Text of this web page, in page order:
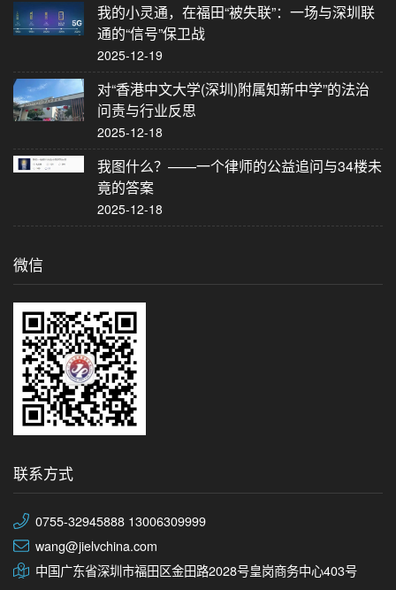
我的小灵通，在福田“被失联”：一场与深圳联
通的“信号”保卫战
2025-12-19
对“香港中文大学(深圳)附属知新中学”的法治
问责与行业反思
2025-12-18
我图什么？——一个律师的公益追问与34楼未
竟的答案
2025-12-18
微信
联系方式
0755-32945888 13006309999
wang@jielvchina.com
中国广东省深圳市福田区金田路2028号皇岗商务中心403号